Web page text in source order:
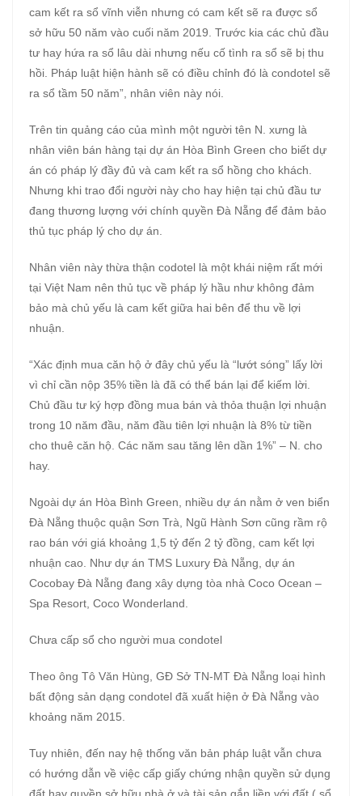
cam kết ra sổ vĩnh viễn nhưng có cam kết sẽ ra được sổ
sở hữu 50 năm vào cuối năm 2019. Trước kia các chủ đầu
tư hay hứa ra sổ lâu dài nhưng nếu cố tình ra sổ sẽ bị thu
hồi. Pháp luật hiện hành sẽ có điều chỉnh đó là condotel sẽ
ra sổ tầm 50 năm”, nhân viên này nói.
Trên tin quảng cáo của mình một người tên N. xưng là
nhân viên bán hàng tại dự án Hòa Bình Green cho biết dự
án có pháp lý đầy đủ và cam kết ra sổ hồng cho khách.
Nhưng khi trao đổi người này cho hay hiện tại chủ đầu tư
đang thương lượng với chính quyền Đà Nẵng để đảm bảo
thủ tục pháp lý cho dự án.
Nhân viên này thừa thận codotel là một khái niệm rất mới
tại Việt Nam nên thủ tục về pháp lý hầu như không đảm
bảo mà chủ yếu là cam kết giữa hai bên để thu về lợi
nhuận.
“Xác định mua căn hộ ở đây chủ yếu là “lướt sóng” lấy lời
vì chỉ cần nộp 35% tiền là đã có thể bán lại để kiếm lời.
Chủ đầu tư ký hợp đồng mua bán và thỏa thuận lợi nhuận
trong 10 năm đầu, năm đầu tiên lợi nhuận là 8% từ tiền
cho thuê căn hộ. Các năm sau tăng lên dần 1%” – N. cho
hay.
Ngoài dự án Hòa Bình Green, nhiều dự án nằm ở ven biển
Đà Nẵng thuộc quận Sơn Trà, Ngũ Hành Sơn cũng rầm rộ
rao bán với giá khoảng 1,5 tỷ đến 2 tỷ đồng, cam kết lợi
nhuận cao. Như dự án TMS Luxury Đà Nẵng, dự án
Cocobay Đà Nẵng đang xây dựng tòa nhà Coco Ocean –
Spa Resort, Coco Wonderland.
Chưa cấp sổ cho người mua condotel
Theo ông Tô Văn Hùng, GĐ Sở TN-MT Đà Nẵng loại hình
bất động sản dạng condotel đã xuất hiện ở Đà Nẵng vào
khoảng năm 2015.
Tuy nhiên, đến nay hệ thống văn bản pháp luật vẫn chưa
có hướng dẫn về việc cấp giấy chứng nhận quyền sử dụng